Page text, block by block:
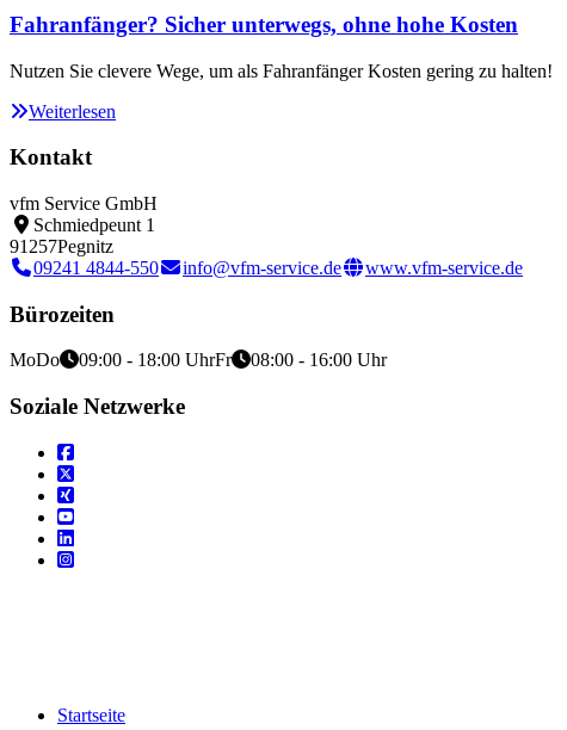
Fahranfänger? Sicher unterwegs, ohne hohe Kosten
Nutzen Sie clevere Wege, um als Fahranfänger Kosten gering zu halten!
Weiterlesen
Kontakt
vfm Service GmbH
Schmiedpeunt 1
91257Pegnitz
09241 4844-550
info@vfm-service.de www.vfm-service.de
Bürozeiten
MoDo 09:00 - 18:00 UhrFr 08:00 - 16:00 Uhr
Soziale Netzwerke
Startseite